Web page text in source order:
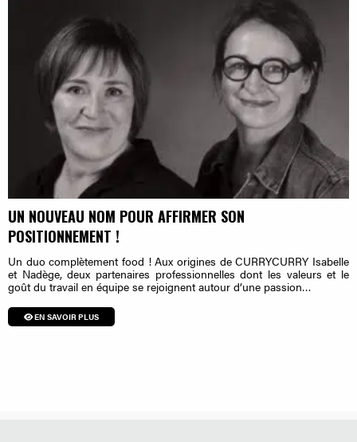
UN NOUVEAU NOM POUR AFFIRMER SON
POSITIONNEMENT !
Un duo complètement food ! Aux origines de CURRYCURRY Isabelle
et Nadège, deux partenaires professionnelles dont les valeurs et le
goût du travail en équipe se rejoignent autour d’une passion…
EN SAVOIR PLUS